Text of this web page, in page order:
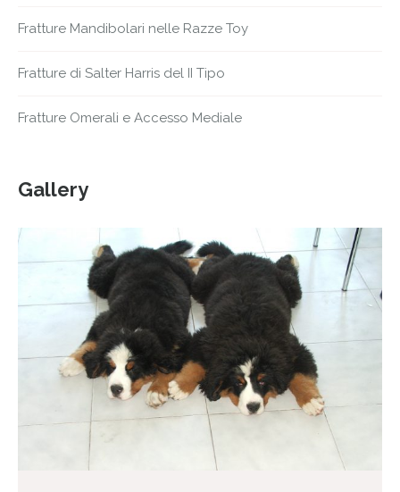
Fratture Mandibolari nelle Razze Toy
Fratture di Salter Harris del II Tipo
Fratture Omerali e Accesso Mediale
Gallery